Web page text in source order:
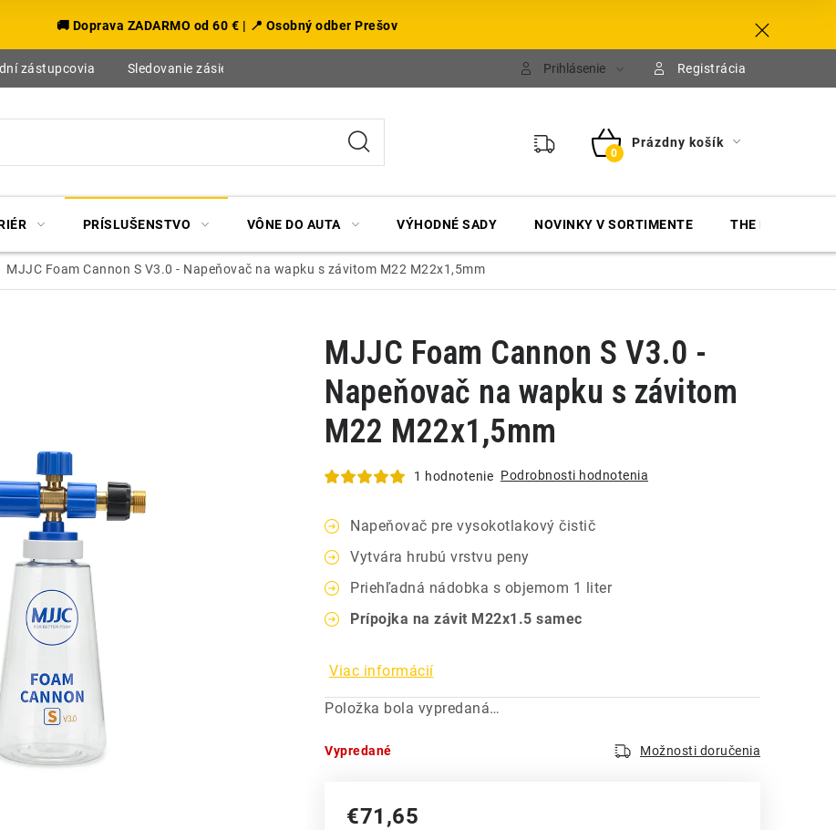
🚚 Doprava ZADARMO od 60 € | 📍 Osobný odber Prešov
zástupcovia Sledovanie zásielky Prihlásenie Registrácia
NÁKUPNÝ
Prázdny košík
PRÍSLUŠENSTVO VÔNE DO AUTA VÝHODNÉ SADY NOVINKY V SORTIMENTE THE FINISHER
MJJC Foam Cannon S V3.0 - Napeňovač na wapku s závitom M22 M22x1,5mm
MJJC Foam Cannon S V3.0 -
Napeňovač na wapku s závitom
M22 M22x1,5mm
1 hodnotenie Podrobnosti hodnotenia
Napeňovač pre vysokotlakový čistič
Vytvára hrubú vrstvu peny
Priehľadná nádobka s objemom 1 liter
Prípojka na závit M22x1.5 samec
Viac informácií
Položka bola vypredaná…
Vypredané Možnosti doručenia
€71,65